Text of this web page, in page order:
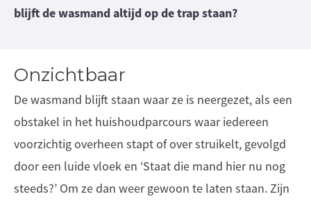
blijft de wasmand altijd op de trap staan?
Onzichtbaar
De wasmand blijft staan waar ze is neergezet, als een
obstakel in het huishoudparcours waar iedereen
voorzichtig overheen stapt of over struikelt, gevolgd
door een luide vloek en ‘Staat die mand hier nu nog
steeds?’ Om ze dan weer gewoon te laten staan. Zijn